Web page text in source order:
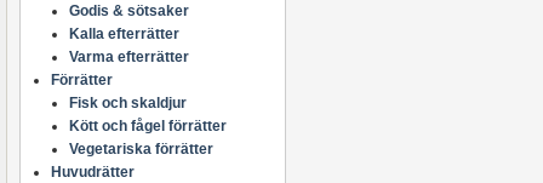
Godis & sötsaker
Kalla efterrätter
Varma efterrätter
Förrätter
Fisk och skaldjur
Kött och fågel förrätter
Vegetariska förrätter
Huvudrätter